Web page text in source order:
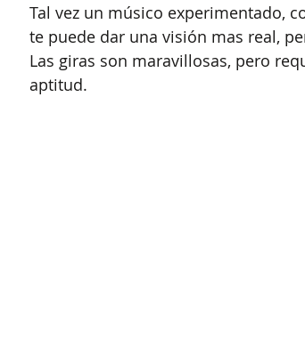
Tal vez un músico experimentado,
te puede dar una visión mas real,
Las giras son maravillosas, pero
aptitud.